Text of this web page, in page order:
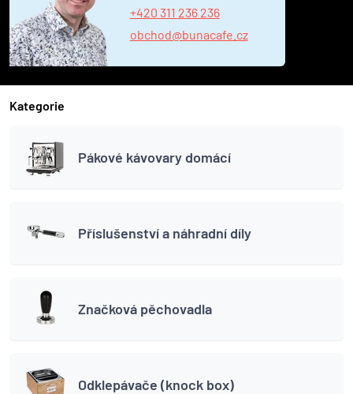
+420 311 236 236
obchod@bunacafe.cz
Kategorie
Pákové kávovary domácí
Příslušenství a náhradní díly
Značková pěchovadla
Odklepávače (knock box)